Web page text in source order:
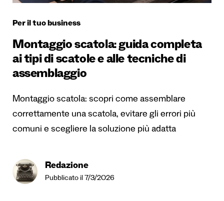
Per il tuo business
Montaggio scatola: guida completa
ai tipi di scatole e alle tecniche di
assemblaggio
Montaggio scatola: scopri come assemblare
correttamente una scatola, evitare gli errori più
comuni e scegliere la soluzione più adatta
Redazione
Pubblicato il 7/3/2026